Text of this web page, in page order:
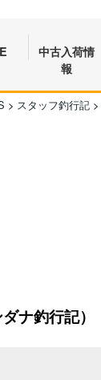
中古入荷情
報
> スタッフ釣行記 >
ナ釣行記）